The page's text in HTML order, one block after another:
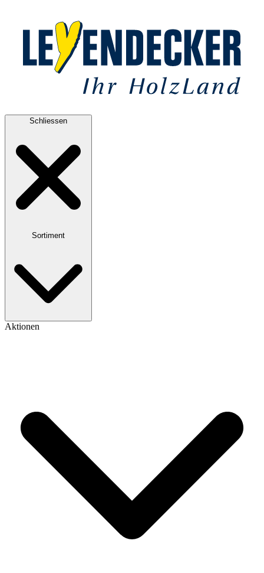
Schliessen
Sortiment
Aktionen